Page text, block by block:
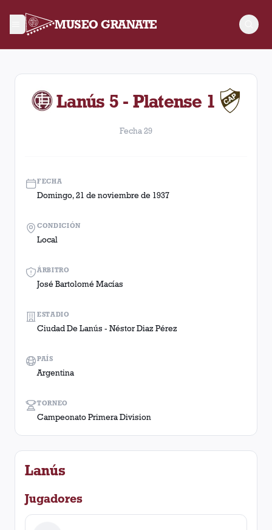
MUSEO GRANATE
Fecha 29. Partido entre Lanús y Platense disputado el
Lanús 5 - Platense 1
Fecha 29
FECHA
Domingo, 21 de noviembre de 1937
ÁRBITRO
José Bartolomé Macías
TORNEO
Campeonato Primera Division
CONDICIÓN
Local
ESTADIO
Ciudad De Lanús - Néstor Diaz Pérez
PAÍS
Argentina
Lanús
Jugadores